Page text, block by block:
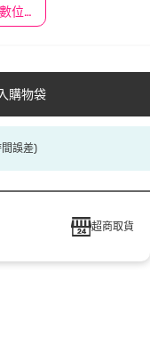
滿$100送數位印花
購物袋
誤差)
超商取貨